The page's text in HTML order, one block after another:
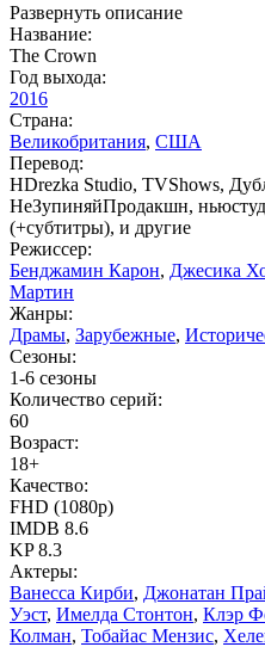
Развернуть описание
Название:
The Crown
Год выхода:
2016
Страна:
Великобритания, США
Перевод:
HDrezka Studio, TVShows,
НеЗупиняйПродакшн,
(+субтитры), и другие
Режиссер:
Бенджамин Карон, Джесика
Мартин
Жанры:
Драмы, Зарубежные,
Сезоны:
1-6 сезоны
Количество серий:
60
Возраст:
18+
Качество:
FHD (1080p)
IMDB 8.6
KP8.3
Актеры:
Ванесса Кирби, Джонатан
Уэст, Имелда Стонтон, Клэр
Колман, Тобайас Мензис,